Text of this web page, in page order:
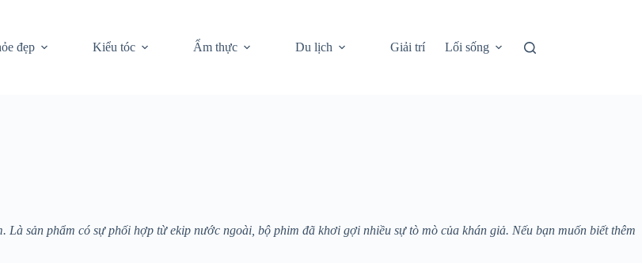
đẹp Kiểu tóc Ẩm thực Du lịch Giải trí Lối sống
sản phẩm có sự phối hợp từ ekip nước ngoài, bộ phim đã khơi gợi nhiều sự tò mò của khán giả. Nếu bạn muốn biết thêm